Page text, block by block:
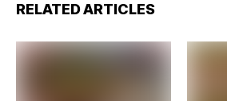
RELATED ARTICLES